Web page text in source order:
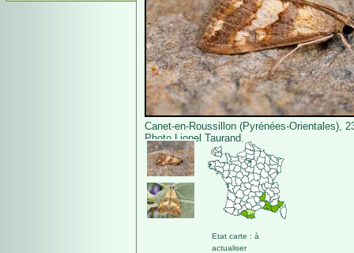
Canet-en-Roussillon (Pyrénées-Orientales),
Photo Lionel Taurand.
Etat carte : à
actualiser